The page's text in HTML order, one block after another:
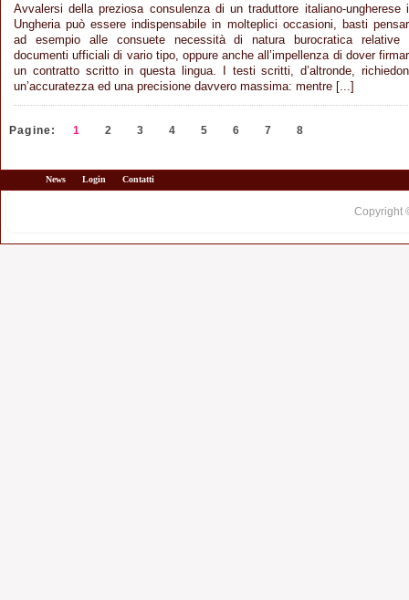
Avvalersi della preziosa consulenza di un traduttore italiano-ungherese
Ungheria può essere indispensabile in molteplici occasioni, basti
ad esempio alle consuete necessità di natura burocratica relative
documenti ufficiali di vario tipo, oppure anche all’impellenza di dover
un contratto scritto in questa lingua. I testi scritti, d’altronde,
un’accuratezza ed una precisione davvero massima: mentre [...]
Pagine: 1 2 3 4 5 6 7 8
News Login Contatti
Copyright